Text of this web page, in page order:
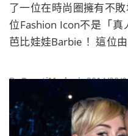
了一位在時尚圈擁有不
位Fashion Icon不是「
芭比娃娃Barbie！ 這位
Instagram，短短不到一
蹤者，也讓人見識到了
人。而芭比除了會在
美照外，她也將前進
ByBeautiMode| 2014/09/